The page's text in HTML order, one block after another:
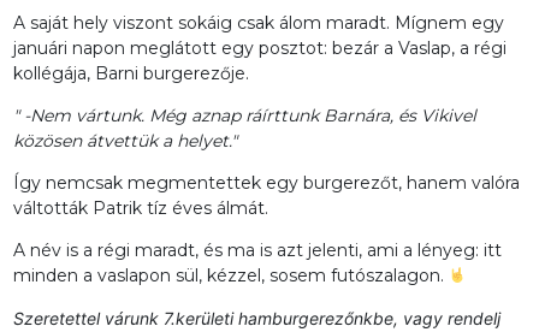
A saját hely viszont sokáig csak álom maradt. Mígnem egy
januári napon meglátott egy posztot: bezár a Vaslap, a régi
kollégája, Barni burgerezője.
" -Nem vártunk. Még aznap ráírttunk Barnára, és Vikivel
közösen átvettük a helyet."
Így nemcsak megmentettek egy burgerezőt, hanem valóra
váltották Patrik tíz éves álmát.
A név is a régi maradt, és ma is azt jelenti, ami a lényeg: itt
minden a vaslapon sül, kézzel, sosem futószalagon.
Szeretettel várunk 7.kerületi hamburgerezőnkbe, vagy rendelj